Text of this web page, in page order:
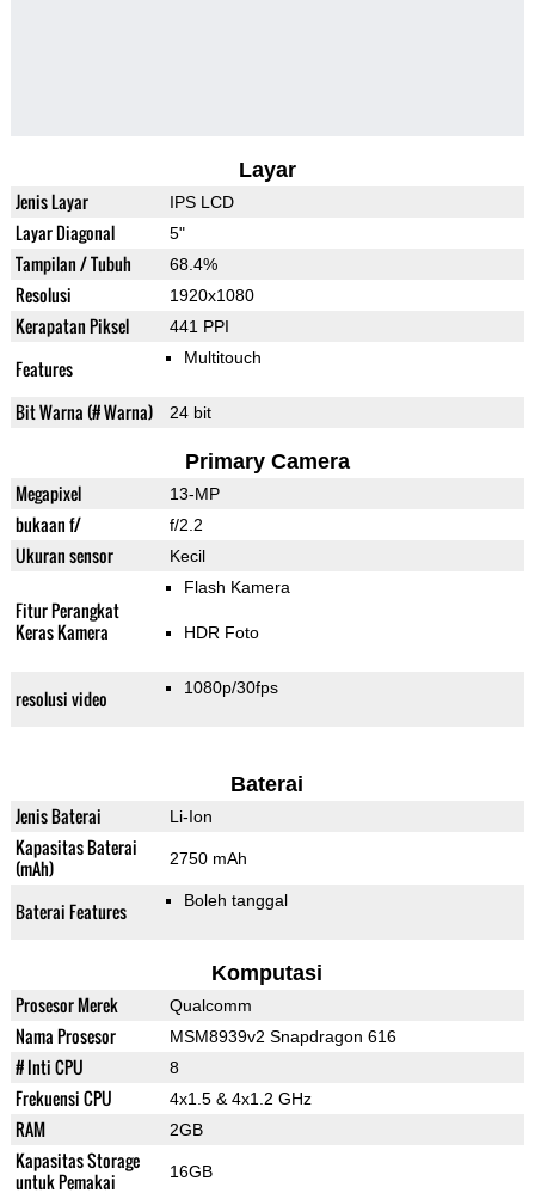
Layar
Jenis Layar IPS LCD
Layar Diagonal 5"
Tampilan / Tubuh 68.4%
Resolusi 1920x1080
Kerapatan Piksel 441 PPI
Features Multitouch
Bit Warna (# Warna) 24 bit
Primary Camera
Megapixel 13-MP
bukaan f/ f/2.2
Ukuran sensor Kecil
Fitur Perangkat
Keras Kamera
Flash Kamera
HDR Foto
resolusi video 1080p/30fps
Baterai
Jenis Baterai Li-Ion
Kapasitas Baterai
(mAh)
2750 mAh
Baterai Features Boleh tanggal
Komputasi
Prosesor Merek Qualcomm
Nama Prosesor MSM8939v2 Snapdragon 616
# Inti CPU 8
Frekuensi CPU 4x1.5 & 4x1.2 GHz
RAM 2GB
Kapasitas Storage
untuk Pemakai
16GB